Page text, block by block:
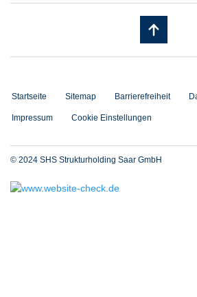
Startseite Sitemap Barrierefreiheit
Impressum Cookie Einstellungen
© 2024 SHS Strukturholding Saar GmbH